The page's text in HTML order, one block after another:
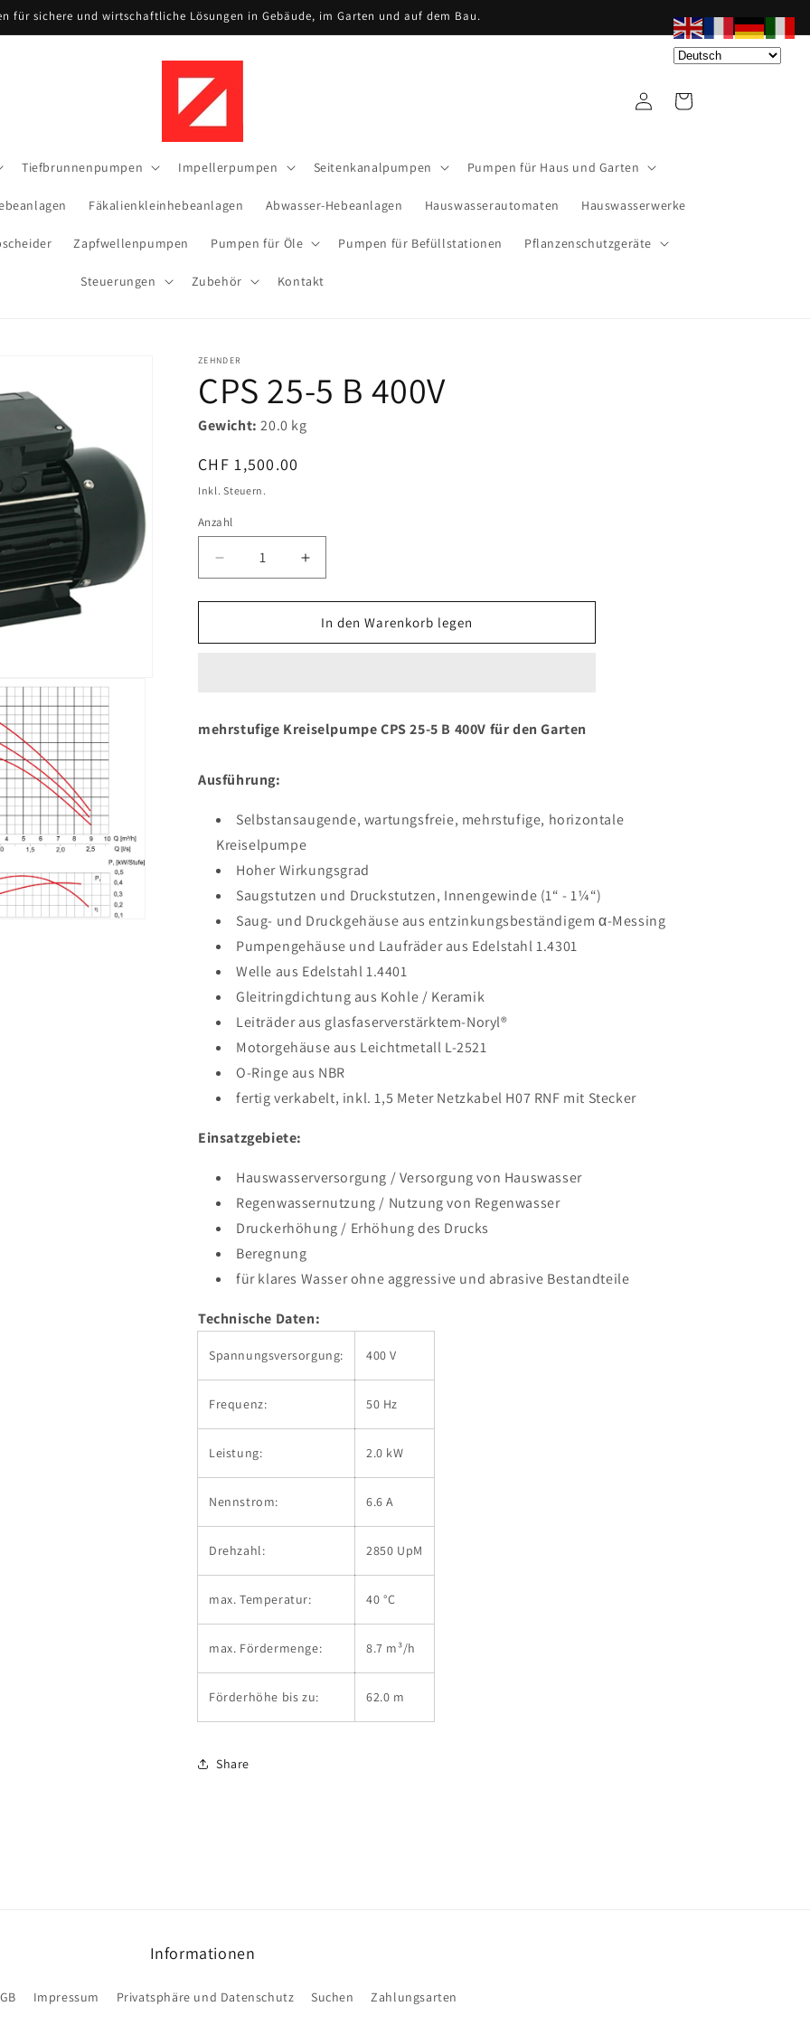
für sichere und wirtschaftliche Lösungen in Gebäude, im Garten und auf dem Bau.
Tiefbrunnenpumpen Impellerpumpen Seitenkanalpumpen Pumpen für Haus und Garten
Fäkalienkleinhebeanlagen Abwasser-Hebeanlagen Hauswasserautomaten Hauswasserwerke
Zapfwellenpumpen Pumpen für Öle Pumpen für Befüllstationen Pflanzenschutzgeräte
Steuerungen Zubehör Kontakt
EinloggenWarenkorb
ZEHNDER
CPS 25-5 B 400V
Gewicht:20.0 kg
Normaler
Preis
CHF 1,500.00
Inkl. Steuern.
Anzahl
Verringere
die
Menge
CPS
Erhöhe
die
Menge
für
CPS
In den Warenkorb legen
mehrstufige Kreiselpumpe CPS 25-5 B 400V für den Garten
Ausführung:
Selbstansaugende, wartungsfreie, mehrstufige, horizontale
Kreiselpumpe
Hoher Wirkungsgrad
Saugstutzen und Druckstutzen, Innengewinde (1“ - 1¼“)
Saug- und Druckgehäuse aus entzinkungsbeständigem α-Messing
Pumpengehäuse und Laufräder aus Edelstahl 1.4301
Welle aus Edelstahl 1.4401
Gleitringdichtung aus Kohle / Keramik
Leiträder aus glasfaserverstärktem-Noryl®
Motorgehäuse aus Leichtmetall L-2521
O-Ringe aus NBR
fertig verkabelt, inkl. 1,5 Meter Netzkabel H07 RNF mit Stecker
Einsatzgebiete:
Hauswasserversorgung / Versorgung von Hauswasser
Regenwassernutzung / Nutzung von Regenwasser
Druckerhöhung / Erhöhung des Drucks
Beregnung
für klares Wasser ohne aggressive und abrasive Bestandteile
Technische Daten:
Spannungsversorgung: 400 V
Frequenz: 50 Hz
Leistung: 2.0 kW
Nennstrom: 6.6 A
Drehzahl: 2850 UpM
max. Temperatur: 40 °C
max. Fördermenge: 8.7 m³/h
Förderhöhe bis zu: 62.0 m
Share
Informationen
Impressum Privatsphäre und Datenschutz Suchen Zahlungsarten